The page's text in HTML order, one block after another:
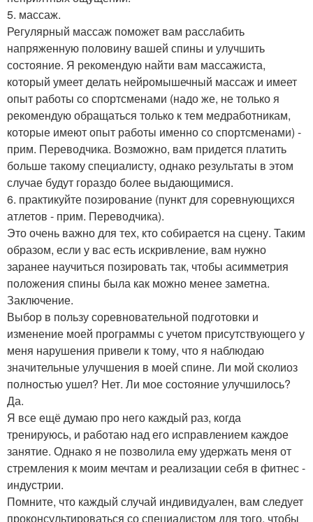
5. массаж.
Регулярный массаж поможет вам расслабить
напряженную половину вашей спины и улучшить
состояние. Я рекомендую найти вам массажиста,
который умеет делать нейромышечный массаж и имеет
опыт работы со спортсменами (надо же, не только я
рекомендую обращаться только к тем медработникам,
которые имеют опыт работы именно со спортсменами) -
прим. Переводчика. Возможно, вам придется платить
больше такому специалисту, однако результаты в этом
случае будут гораздо более выдающимися.
6. практикуйте позирование (пункт для соревнующихся
атлетов - прим. Переводчика).
Это очень важно для тех, кто собирается на сцену. Таким
образом, если у вас есть искривление, вам нужно
заранее научиться позировать так, чтобы асимметрия
положения спины была как можно менее заметна.
Заключение.
Выбор в пользу соревновательной подготовки и
изменение моей программы с учетом присутствующего у
меня нарушения привели к тому, что я наблюдаю
значительные улучшения в моей спине. Ли мой сколиоз
полностью ушел? Нет. Ли мое состояние улучшилось?
Да.
Я все ещё думаю про него каждый раз, когда
тренируюсь, и работаю над его исправлением каждое
занятие. Однако я не позволила ему удержать меня от
стремления к моим мечтам и реализации себя в фитнес -
индустрии.
Помните, что каждый случай индивидуален, вам следует
проконсультироваться со специалистом для того, чтобы